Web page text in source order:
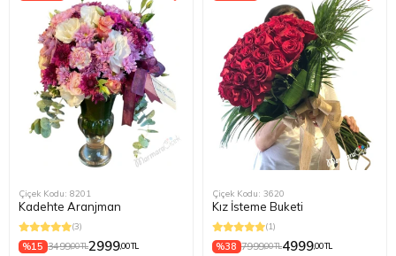
Çiçek Kodu: 8201
Kadehte Aranjman
(3)
%15 3499,00 TL2999,00 TL
Çiçek Kodu: 3620
Kız İsteme Buketi
(1)
%38 7999,00 TL4999,00 TL